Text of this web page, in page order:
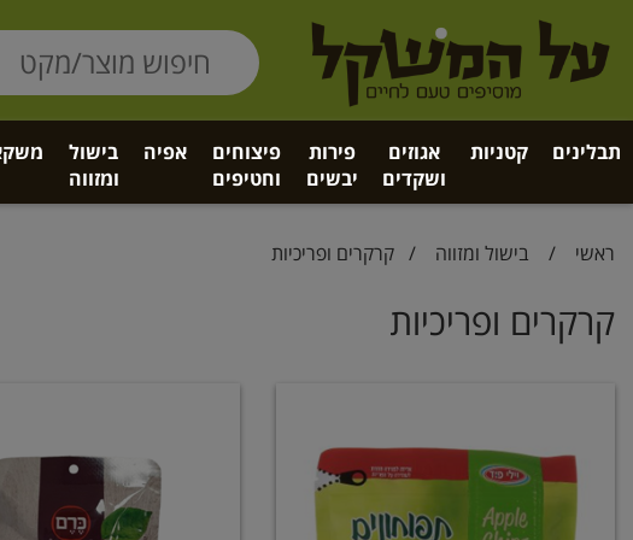
תבלינים קטניות
אגוזים
ושקדים
פירות
יבשים
פיצוחים
וחטיפים
אפיה
בישול
ומזווה
ראשי / בישול ומזווה / קרקרים ופריכיות
קרקרים ופריכיות